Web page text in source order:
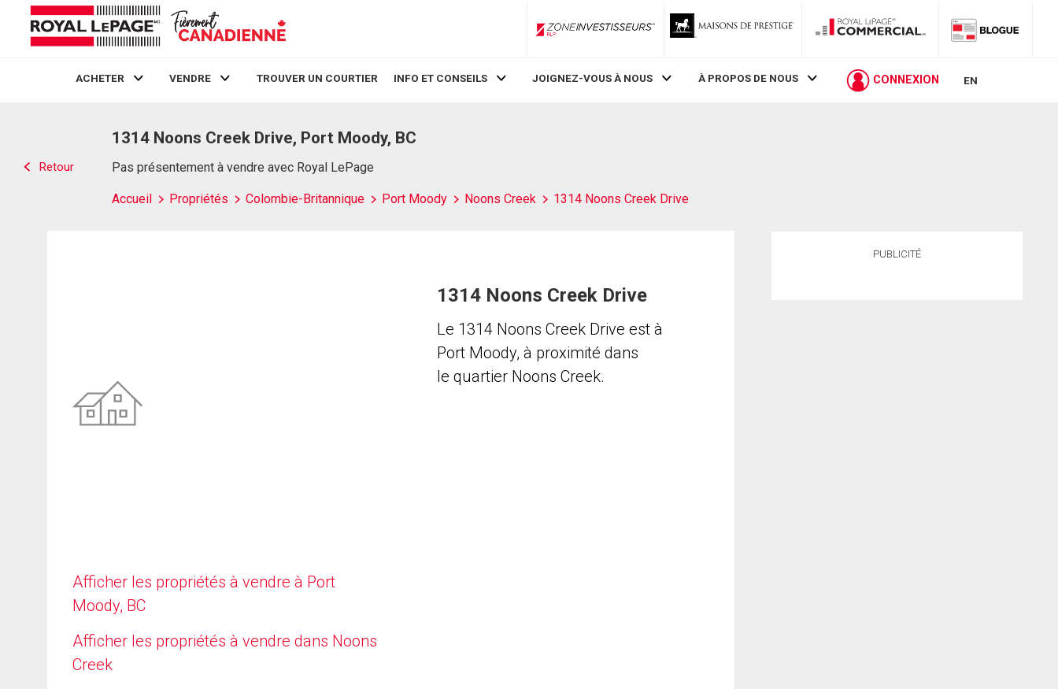
ZoneInvestisseurs RLP
ACHETER VENDRE TROUVER UN COURTIER INFO ET CONSEILS JOIGNEZ-VOUS À NOUS À PROPOS DE NOUS CONNEXION EN
Retour
1314 Noons Creek Drive, Port Moody, BC
Pas présentement à vendre avec Royal LePage
Accueil Propriétés Colombie-Britannique Port Moody Noons Creek 1314 Noons Creek Drive
Afficher les propriétés à vendre à Port
Moody, BC
Afficher les propriétés à vendre dans Noons
Creek
1314 Noons Creek Drive
Le 1314 Noons Creek Drive est à
Port Moody, à proximité dans
le quartier Noons Creek.
PUBLICITÉ